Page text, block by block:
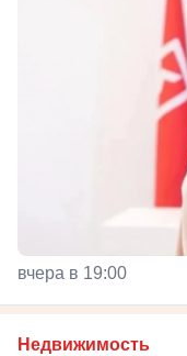
вчера в 19:00
Недвижимость